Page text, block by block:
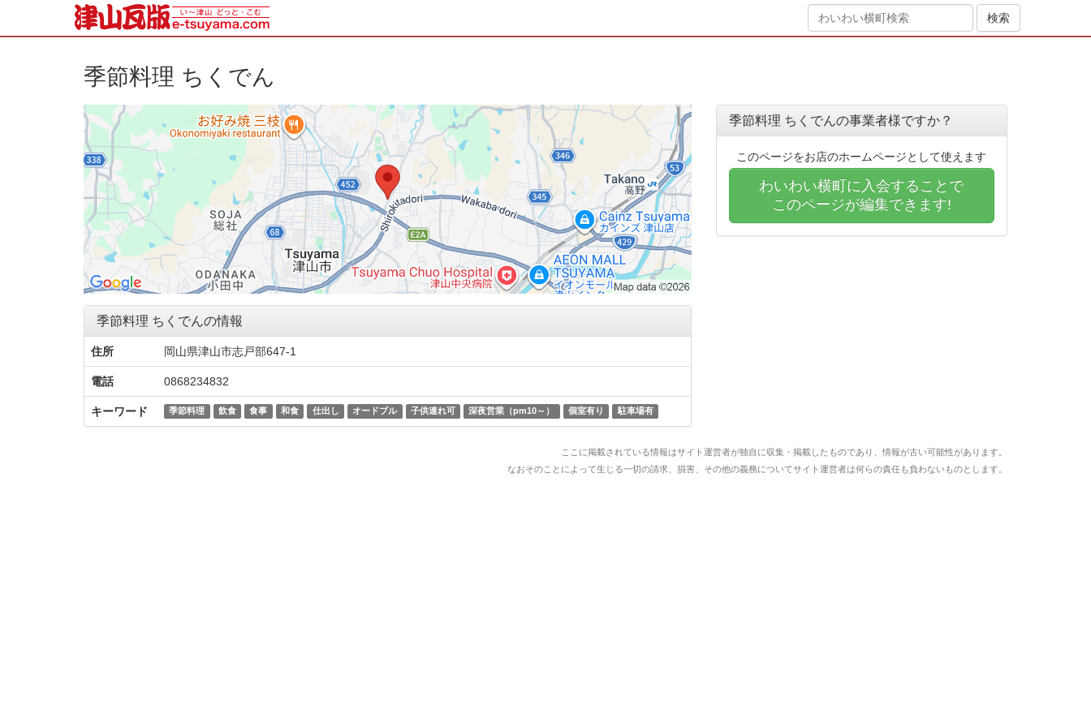
季節料理 ちくでん
季節料理 ちくでんの情報
住所 岡山県津山市志戸部647-1
電話 0868234832
キーワード 季節料理 飲食 食事 和食 仕出し オードブル 子供連れ可 深夜営業（pm10～） 個室有り 駐車場有
季節料理 ちくでんの事業者様ですか？
このページをお店のホームページとして使えます
わいわい横町に入会することで
このページが編集できます!
ここに掲載されている情報はサイト運営者が独自に収集・掲載したものであり、情報が古い可能性があります。
なおそのことによって生じる一切の請求、損害、その他の義務についてサイト運営者は何らの責任も負わないものとします。